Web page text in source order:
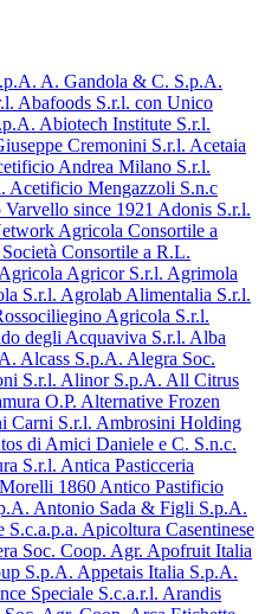
A. Gandola & C. S.p.A.
Abafoods S.r.l. con Unico
Abiotech Institute S.r.l.
Cremonini S.r.l. Acetaia
Andrea Milano S.r.l.
Acetificio Mengazzoli S.n.c
since 1921 Adonis S.r.l.
Agricola Consortile a
Consortile a R.L.
Agricor S.r.l. Agrimola
S.r.l. Agrolab Alimentalia S.r.l.
Agricola S.r.l.
degli Acquaviva S.r.l. Alba
Alcass S.p.A. Alegra Soc.
S.r.l. Alinor S.p.A. All Citrus
O.P. Alternative Frozen
Carni S.r.l. Ambrosini Holding
di Amici Daniele e C. S.n.c.
S.r.l. Antica Pasticceria
1860Antico Pastificio
Antonio Sada & Figli S.p.A.
S.c.a.p.a. Apicoltura Casentinese
Soc. Coop. Agr. Apofruit Italia
S.p.A. Appetais Italia S.p.A.
Speciale S.c.a.r.l. Arandis